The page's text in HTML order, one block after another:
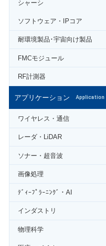
シャーシ
ソフトウェア・IPコア
耐環境製品･宇宙向け製品
FMCモジュール
RF計測器
アプリケーション Application
ワイヤレス・通信
レーダ・LiDAR
ソナー・超音波
画像処理
ﾃﾞｨｰﾌﾟﾗｰﾆﾝｸﾞ・AI
インダストリ
物理科学